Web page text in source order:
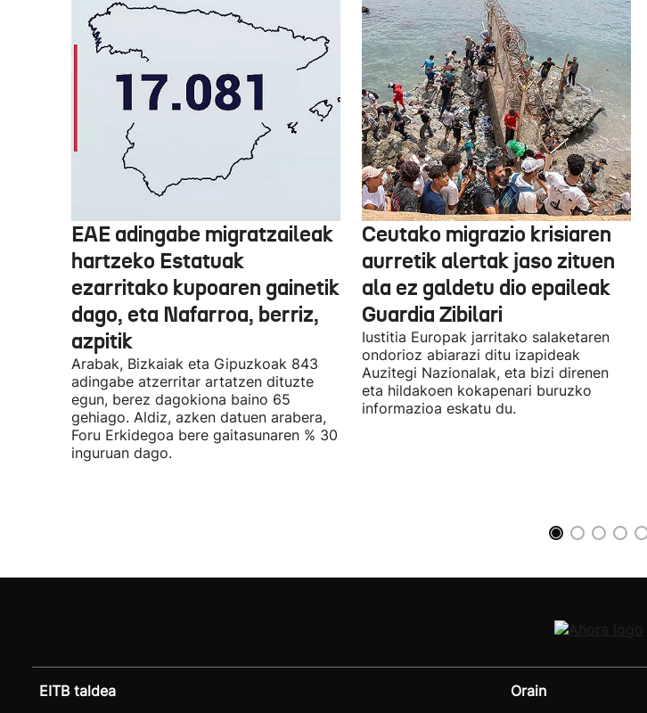
EAE adingabe migratzaileak
hartzeko Estatuak
ezarritako kupoaren gainetik
dago, eta Nafarroa, berriz,
azpitik
Arabak, Bizkaiak eta Gipuzkoak 843
adingabe atzerritar artatzen dituzte
egun, berez dagokiona baino 65
gehiago. Aldiz, azken datuen arabera,
Foru Erkidegoa bere gaitasunaren % 30
inguruan dago.
Ceutako migrazio krisiaren
aurretik alertak jaso zituen
ala ez galdetu dio epaileak
Guardia Zibilari
Iustitia Europak jarritako salaketaren
ondorioz abiarazi ditu izapideak
Auzitegi Nazionalak, eta bizi direnen
eta hildakoen kokapenari buruzko
informazioa eskatu du.
EITB taldea Orain